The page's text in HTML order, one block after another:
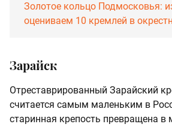
Золотое кольцо Подмосковья:
оцениваем 10 кремлей в
Зарайск
Отреставрированный Зарайский
считается самым маленьким в
старинная крепость превращена в